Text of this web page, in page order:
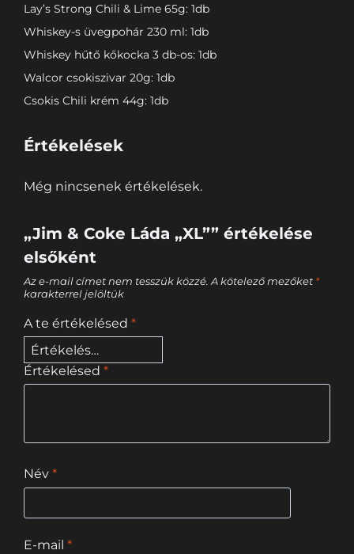
Lay’s Strong Chili & Lime 65g: 1db
Whiskey-s üvegpohár 230 ml: 1db
Whiskey hűtő kőkocka 3 db-os: 1db
Walcor csokiszivar 20g: 1db
Csokis Chili krém 44g: 1db
Értékelések
Még nincsenek értékelések.
„Jim & Coke Láda „XL”” értékelése
elsőként
Az e-mail címet nem tesszük közzé. A kötelező mezőket *
karakterrel jelöltük
A te értékelésed *
Értékelésed *
Név *
E-mail *